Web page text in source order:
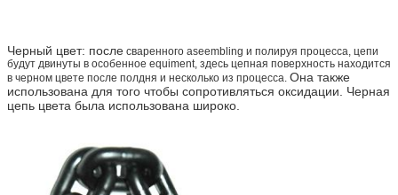
Черный цвет: после сваренного aseembling и полируя процесса, цепи
будут двинуты в особенное equiment, здесь цепная поверхность находится
в черном цвете после полдня и несколько из процесса. Она также
использована для того чтобы сопротивляться оксидации. Черная
цепь цвета была использована широко.